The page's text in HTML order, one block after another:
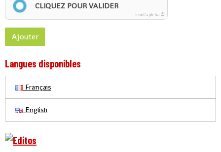
CLIQUEZ POUR VALIDER
IconCaptcha ©
Ajouter
Langues disponibles
Français
English